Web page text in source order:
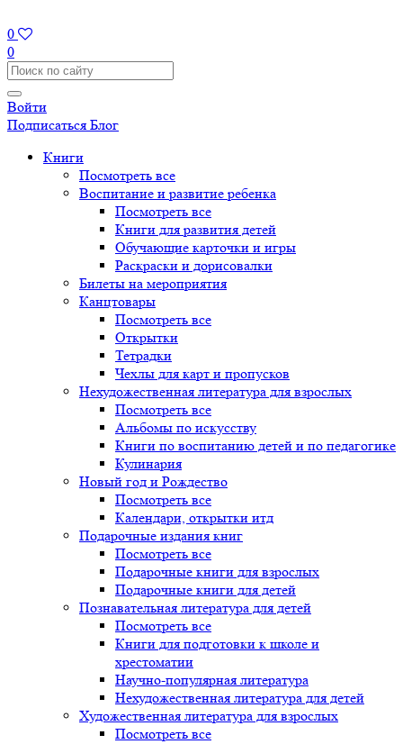
0
0
Войти
Подписаться Блог
Книги
Посмотреть все
Воспитание и развитие ребенка
Посмотреть все
Книги для развития детей
Обучающие карточки и игры
Раскраски и дорисовалки
Билеты на мероприятия
Канцтовары
Посмотреть все
Открытки
Тетрадки
Чехлы для карт и пропусков
Нехудожественная литература для взрослых
Посмотреть все
Альбомы по искусству
Книги по воспитанию детей и по педагогике
Кулинария
Новый год и Рождество
Посмотреть все
Календари, открытки итд
Подарочные издания книг
Посмотреть все
Подарочные книги для взрослых
Подарочные книги для детей
Познавательная литература для детей
Посмотреть все
Книги для подготовки к школе и
хрестоматии
Научно-популярная литература
Нехудожественная литература для детей
Художественная литература для взрослых
Посмотреть все